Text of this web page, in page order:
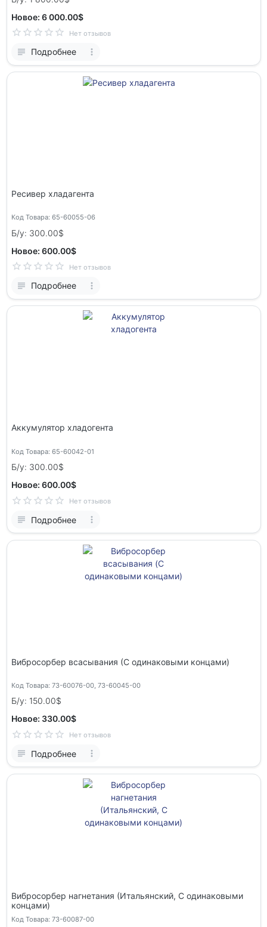
Новое: 6 000.00$
Нет отзывов
Подробнее
Ресивер хладагента
Код Товара: 65-60055-06
Б/у: 300.00$
Новое: 600.00$
Нет отзывов
Подробнее
Аккумулятор хладогента
Код Товара: 65-60042-01
Б/у: 300.00$
Новое: 600.00$
Нет отзывов
Подробнее
Вибросорбер всасывания (C одинаковыми концами)
Код Товара: 73-60076-00, 73-60045-00
Б/у: 150.00$
Новое: 330.00$
Нет отзывов
Подробнее
Вибросорбер нагнетания (Итальянский, C одинаковыми
концами)
Код Товара: 73-60087-00